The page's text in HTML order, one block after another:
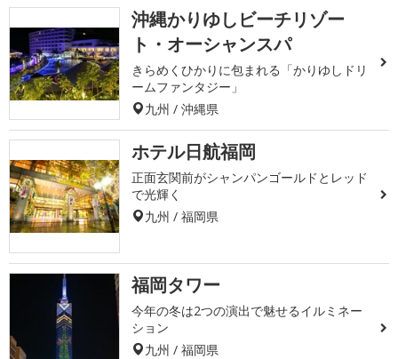
沖縄かりゆしビーチリゾー
ト・オーシャンスパ
きらめくひかりに包まれる「かりゆしドリ
ームファンタジー」
九州 / 沖縄県
ホテル日航福岡
正面玄関前がシャンパンゴールドとレッド
で光輝く
九州 / 福岡県
福岡タワー
今年の冬は2つの演出で魅せるイルミネー
ション
九州 / 福岡県